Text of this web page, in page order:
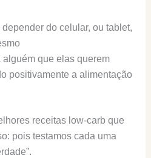
do celular, ou tablet,
que elas querem
positivamente a alimentação
receitas low-carb que
pois testamos cada uma